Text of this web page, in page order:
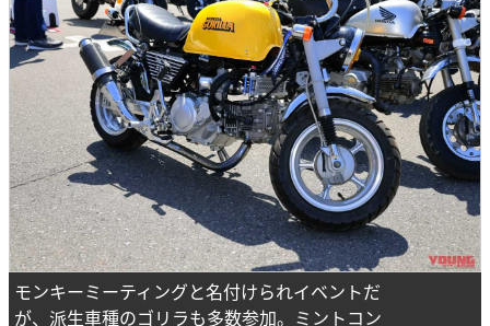
モンキーミーティングと名付けられイベントだ
が、派生車種のゴリラも多数参加。ミントコン